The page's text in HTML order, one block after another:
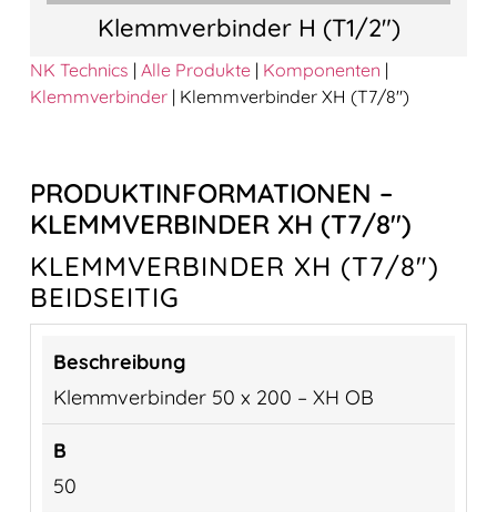
NK Technics | Alle Produkte| Komponenten |
Klemmverbinder| Klemmverbinder XH (T7/8″)
PRODUKTINFORMATIONEN –
KLEMMVERBINDER XH (T7/8″)
KLEMMVERBINDER XH (T7/8″)
BEIDSEITIG
Klemmverbinder 50 x 200 – XH OB
50
Klemmverbinder H (T1/2″)